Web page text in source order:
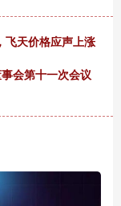
飞天价格应声上涨
会第十一次会议